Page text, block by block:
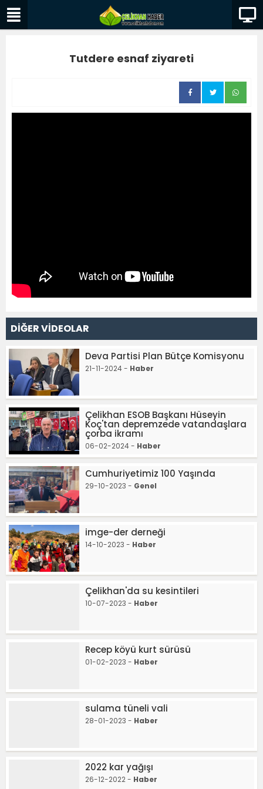
Tutdere esnaf ziyareti
DİĞER VİDEOLAR
Deva Partisi Plan Bütçe Komisyonu
21-11-2024 - Haber
Çelikhan ESOB Başkanı Hüseyin
Koç'tan depremzede vatandaşlara
çorba ikramı
06-02-2024 - Haber
Cumhuriyetimiz 100 Yaşında
29-10-2023 - Genel
imge-der derneği
14-10-2023 - Haber
Çelikhan'da su kesintileri
10-07-2023 - Haber
Recep köyü kurt sürüsü
01-02-2023 - Haber
sulama tüneli vali
28-01-2023 - Haber
2022 kar yağışı
26-12-2022 - Haber